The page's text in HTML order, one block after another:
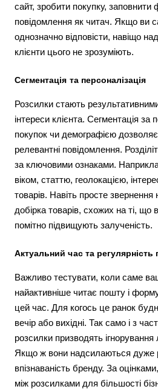
сайт, зробити покупку,
повідомлення як читач. Якщо ви
однозначно відповісти, навіщо
клієнти цього не зрозуміють.
Сегментація та персоналізація
Розсилки стають
інтереси клієнта. Сегментація за
покупок чи демографією
релевантні повідомлення.
за ключовими ознаками.
віком, статтю, геолокацією,
товарів. Навіть просте звернення
добірка товарів, схожих на ті, що
помітно підвищують залученість.
Актуальний час та
Важливо тестувати, коли саме
найактивніше читає пошту і
цей час. Для когось це ранок
вечір або вихідні. Так само і з
розсилки призводять ігнорування
Якщо ж вони надсилаються дуже
впізнаваність бренду. За
між розсилками для більшості